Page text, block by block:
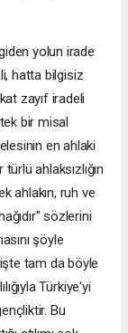
yolun irade
hatta bilgisiz
zayıf iradeli
bir misal
en ahlaki
ahlaksızlığın
ahlakın, ruh ve
sözlerini
şöyle
tam da böyle
Türkiye'yi
Bu